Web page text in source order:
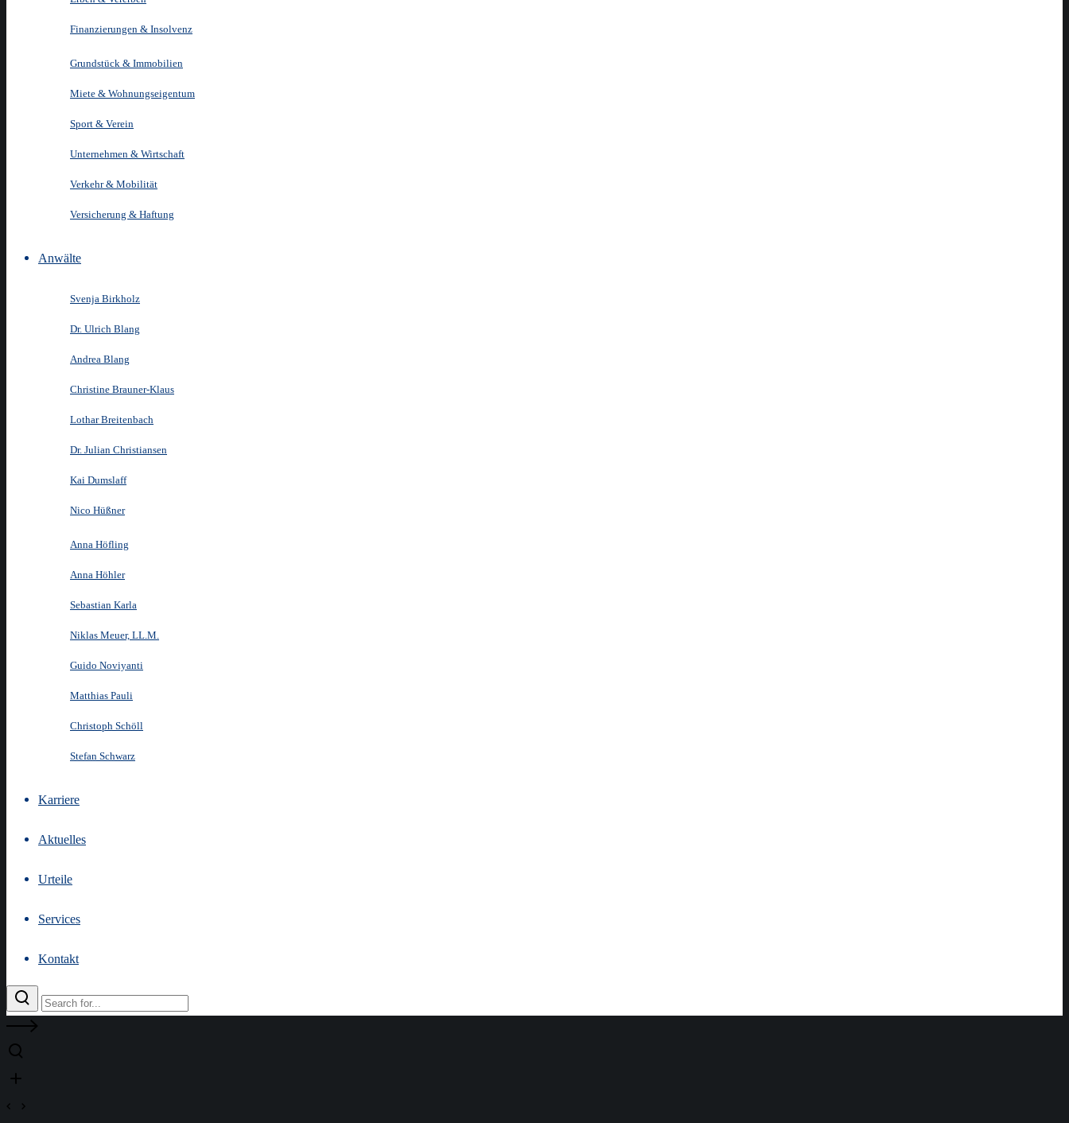
Finanzierungen & Insolvenz
Grundstück & Immobilien
Miete & Wohnungseigentum
Sport & Verein
Unternehmen & Wirtschaft
Verkehr & Mobilität
Versicherung & Haftung
Anwälte
Svenja Birkholz
Dr. Ulrich Blang
Andrea Blang
Christine Brauner-Klaus
Lothar Breitenbach
Dr. Julian Christiansen
Kai Dumslaff
Nico Hüßner
Anna Höfling
Anna Höhler
Sebastian Karla
Niklas Meuer, LL.M.
Guido Noviyanti
Matthias Pauli
Christoph Schöll
Stefan Schwarz
Karriere
Aktuelles
Urteile
Services
Kontakt